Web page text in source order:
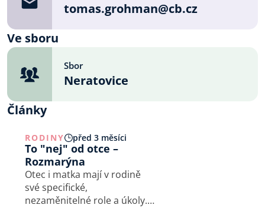
tomas.grohman@cb.cz
Ve sboru
Sbor
Neratovice
Články
RODINY před 3 měsíci
To "nej" od otce –
Rozmarýna
Otec i matka mají v rodině
své specifické,
nezaměnitelné role a úkoly.